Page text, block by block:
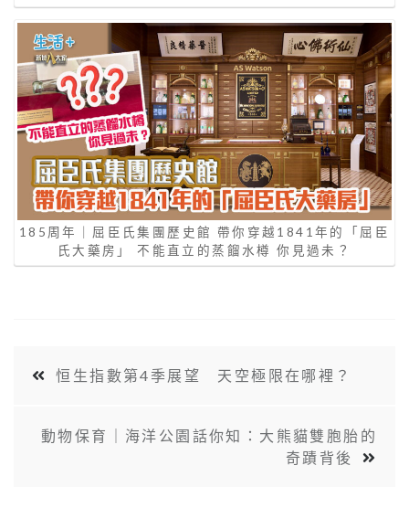
185周年｜屈臣氏集團歷史館 帶你穿越1841年的「屈臣
氏大藥房」 不能直立的蒸餾水樽 你見過未？
恒生指數第4季展望 天空極限在哪裡？
動物保育｜海洋公園話你知：大熊貓雙胞胎的
奇蹟背後